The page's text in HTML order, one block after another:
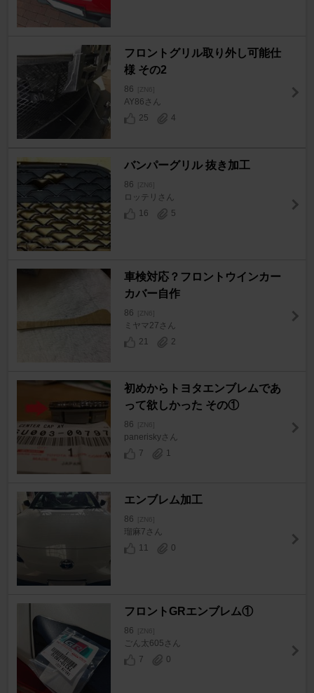
フロントグリル取り外し可能仕
様 その2
86 [ZN6]
AY86さん
25
4
バンパーグリル 抜き加工
86 [ZN6]
ロッテリさん
16
5
車検対応？フロントウインカー
カバー自作
86 [ZN6]
ミヤマ27さん
21
2
初めからトヨタエンブレムであ
って欲しかった その①
86 [ZN6]
paneriskyさん
7
1
エンブレム加工
86 [ZN6]
瑠麻7さん
11
0
フロントGRエンブレム①
86 [ZN6]
ごん太605さん
7
0